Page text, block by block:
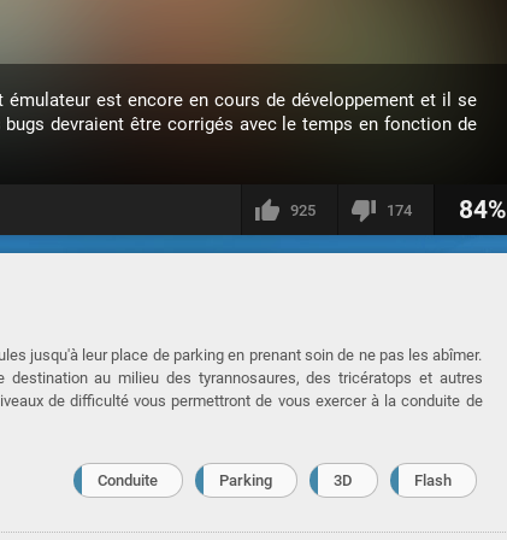
émulateur est encore en cours de développement et il se
devraient être corrigés avec le temps en fonction de
925 174 84%
jusqu'à leur place de parking en prenant soin de ne pas les abîmer.
au milieu des tyrannosaures, des tricératops et autres
de difficulté vous permettront de vous exercer à la conduite de
Conduite Parking 3D Flash